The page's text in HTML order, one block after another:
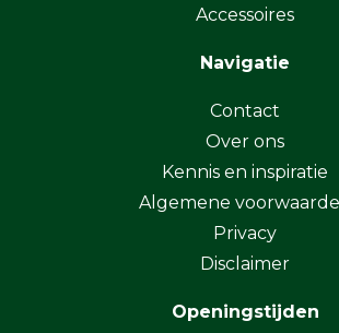
Accessoires
Navigatie
Contact
Over ons
Kennis en inspiratie
Algemene
Privacy
Disclaimer
Openingstijden